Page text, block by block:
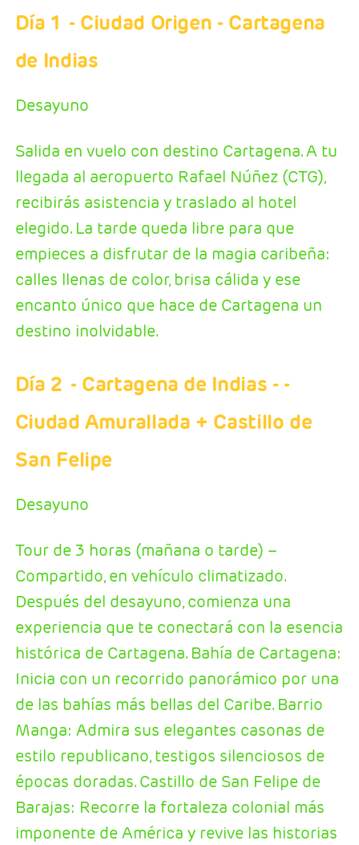
Día 1 - Ciudad Origen - Cartagena
de Indias
Desayuno
Salida en vuelo con destino Cartagena. A tu
llegada al aeropuerto Rafael Núñez (CTG),
recibirás asistencia y traslado al hotel
elegido. La tarde queda libre para que
empieces a disfrutar de la magia caribeña:
calles llenas de color, brisa cálida y ese
encanto único que hace de Cartagena un
destino inolvidable.
Día 2 - Cartagena de Indias - -
Ciudad Amurallada + Castillo de
San Felipe
Desayuno
Tour de 3 horas (mañana o tarde) –
Compartido, en vehículo climatizado.
Después del desayuno, comienza una
experiencia que te conectará con la esencia
histórica de Cartagena. Bahía de Cartagena:
Inicia con un recorrido panorámico por una
de las bahías más bellas del Caribe. Barrio
Manga: Admira sus elegantes casonas de
estilo republicano, testigos silenciosos de
épocas doradas. Castillo de San Felipe de
Barajas: Recorre la fortaleza colonial más
imponente de América y revive las historias